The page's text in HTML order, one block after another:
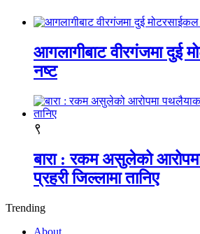
आगलागीबाट वीरगंजमा दुई
नष्ट
९
बारा : रकम असुलेको
प्रहरी जिल्लामा तानिए
Trending
About